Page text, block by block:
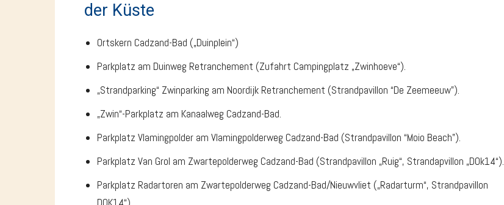
der Küste
Ortskern Cadzand-Bad („Duinplein“)
Parkplatz am Duinweg Retranchement (Zufahrt Campingplatz „Zwinhoeve“).
„Strandparking“ Zwinparking am Noordijk Retranchement (Strandpavillon “De Zeemeeuw”).
„Zwin“-Parkplatz am Kanaalweg Cadzand-Bad.
Parkplatz Vlamingpolder am Vlamingpolderweg Cadzand-Bad (Strandpavillon “Moio Beach”).
Parkplatz Van Grol am Zwartepolderweg Cadzand-Bad (Strandpavillon „Ruig“, Strandapvillon „DOk14“).
Parkplatz Radartoren am Zwartepolderweg Cadzand-Bad/Nieuwvliet („Radarturm“, Strandpavillon